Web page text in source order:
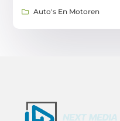
Auto's En Motoren